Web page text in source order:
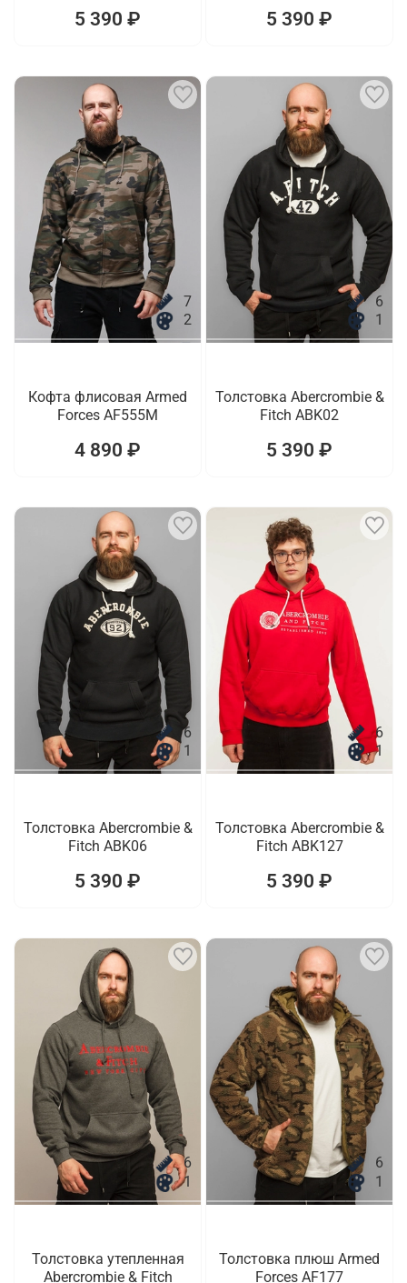
5 390 ₽ 5 390 ₽
7
2
Кофта флисовая Armed
Forces AF555M
4 890 ₽
6
1
Толстовка Abercrombie &
Fitch ABK02
5 390 ₽
6
1
Толстовка Abercrombie &
Fitch ABK06
5 390 ₽
6
1
Толстовка Abercrombie &
Fitch ABK127
5 390 ₽
6
1
Толстовка утепленная
Abercrombie & Fitch
6
1
Толстовка плюш Armed
Forces AF177